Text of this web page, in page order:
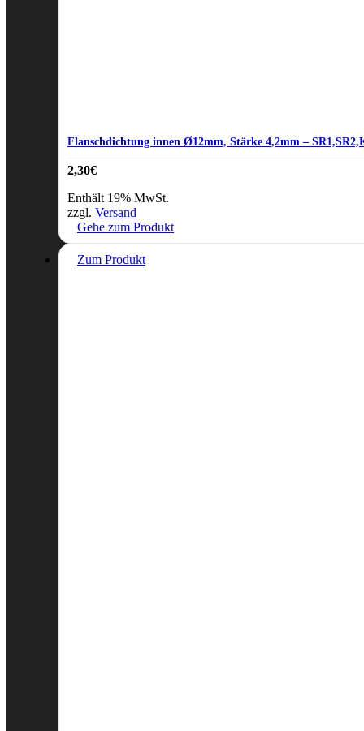
Flanschdichtung innen Ø12mm, Stärke 4,2mm –
2,30€
Enthält 19% MwSt.
zzgl. Versand
Gehe zum Produkt
Zum Produkt